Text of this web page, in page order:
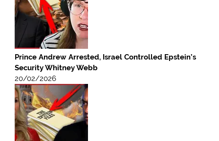
Prince Andrew Arrested, Israel Controlled Epstein’s
Security Whitney Webb
20/02/2026